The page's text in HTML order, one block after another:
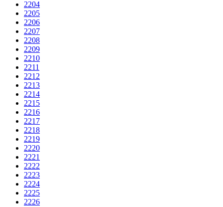
2204
2205
2206
2207
2208
2209
2210
2211
2212
2213
2214
2215
2216
2217
2218
2219
2220
2221
2222
2223
2224
2225
2226